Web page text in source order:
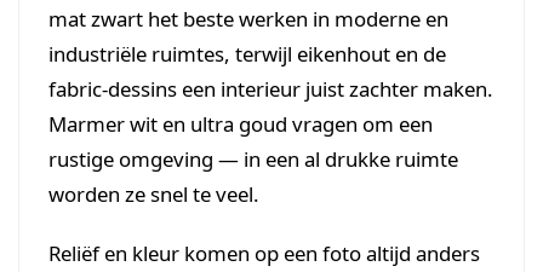
mat zwart het beste werken in moderne en
industriële ruimtes, terwijl eikenhout en de
fabric-dessins een interieur juist zachter maken.
Marmer wit en ultra goud vragen om een
rustige omgeving — in een al drukke ruimte
worden ze snel te veel.
Reliëf en kleur komen op een foto altijd anders